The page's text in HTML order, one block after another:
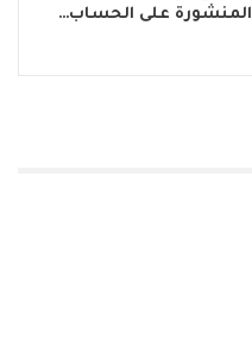
المنشورة على الحساب…